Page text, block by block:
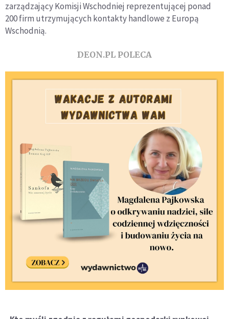
zarządzający Komisji Wschodniej reprezentującej ponad
200 firm utrzymujących kontakty handlowe z Europą
Wschodnią.
DEON.PL POLECA